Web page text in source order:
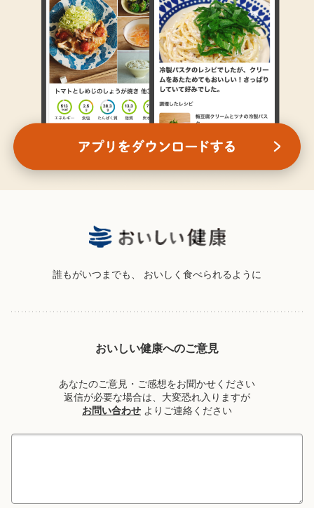
誰もがいつまでも、 おいしく食べられるように
おいしい健康へのご意見
あなたのご意見・ご感想をお聞かせください
返信が必要な場合は、大変恐れ入りますが
お問い合わせ よりご連絡ください